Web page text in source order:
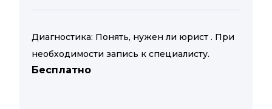
Диагностика: Понять, нужен ли юрист . При
необходимости запись к специалисту.
Бесплатно